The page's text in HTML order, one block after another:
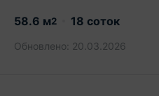
58.6 м2 18 соток
Обновлено: 20.03.2026